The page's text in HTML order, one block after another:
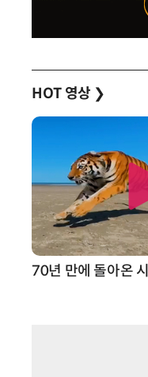
HOT 영상 ❯